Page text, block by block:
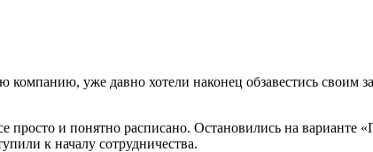
компанию, уже давно хотели наконец обзавестись
просто и понятно расписано. Остановились на
к началу сотрудничества.